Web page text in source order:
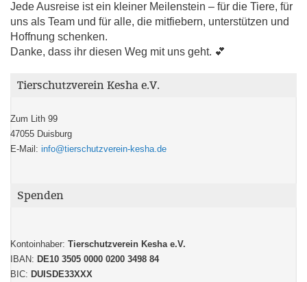
Jede Ausreise ist ein kleiner Meilenstein – für die Tiere, für
uns als Team und für alle, die mitfiebern, unterstützen und
Hoffnung schenken.
Danke, dass ihr diesen Weg mit uns geht. 💕
Tierschutzverein Kesha e.V.
Zum Lith 99
47055 Duisburg
E-Mail: info@tierschutzverein-kesha.de
Spenden
Kontoinhaber: Tierschutzverein Kesha e.V.
IBAN: DE10 3505 0000 0200 3498 84
BIC: DUISDE33XXX